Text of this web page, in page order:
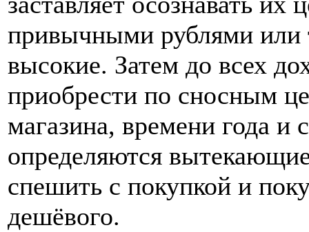
привычными рублями или
высокие. Затем до всех
приобрести по сносным
магазина, времени года и
определяются
спешить с покупкой и
дешёвого.